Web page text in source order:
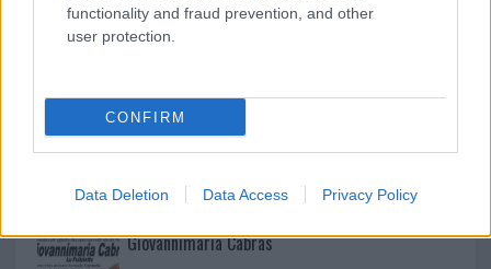
functionality and fraud prevention, and other
user protection.
CONFIRM
Data Deletion Data Access Privacy Policy
I nostri cari
Giovannimaria Cabras